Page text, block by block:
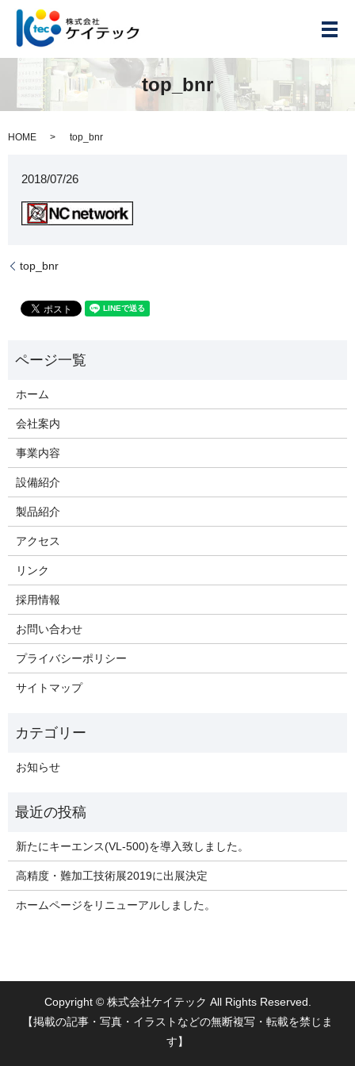
メ
top_bnr
HOME top_bnr
2018/07/26
top_bnr
ホーム
会社案内
事業内容
設備紹介
製品紹介
アクセス
リンク
採用情報
お問い合わせ
プライバシーポリシー
サイトマップ
お知らせ
新たにキーエンス(VL-500)を導入致しました。
高精度・難加工技術展2019に出展決定
ホームページをリニューアルしました。
Copyright © 株式会社ケイテック All Rights Reserved.
【掲載の記事・写真・イラストなどの無断複写・転載を禁じま
す】